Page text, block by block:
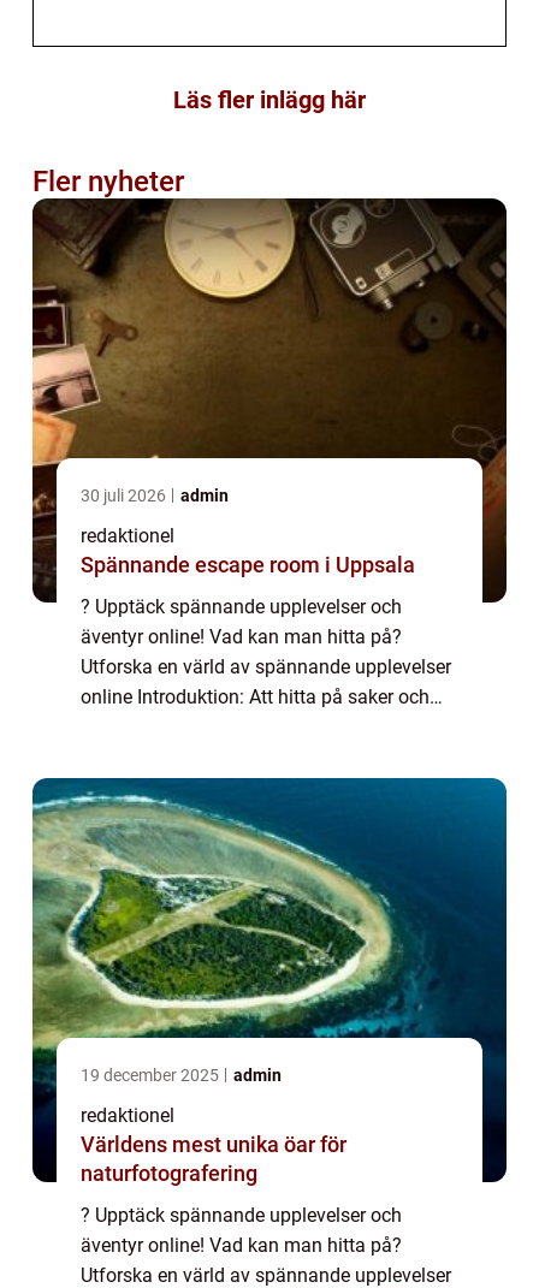
Läs fler inlägg här
Fler nyheter
30 juli 2026 admin
redaktionel
Spännande escape room i Uppsala
? Upptäck spännande upplevelser och
äventyr online! Vad kan man hitta på?
Utforska en värld av spännande upplevelser
online Introduktion: Att hitta på saker och
kommer...
19 december 2025 admin
redaktionel
Världens mest unika öar för
naturfotografering
? Upptäck spännande upplevelser och
äventyr online! Vad kan man hitta på?
Utforska en värld av spännande upplevelser